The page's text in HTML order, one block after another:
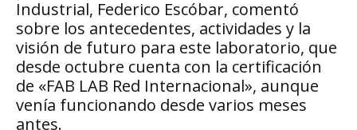
Industrial, Federico Escóbar, comentó
sobre los antecedentes, actividades y la
visión de futuro para este laboratorio, que
desde octubre cuenta con la certificación
de «FAB LAB Red Internacional», aunque
venía funcionando desde varios meses
antes.